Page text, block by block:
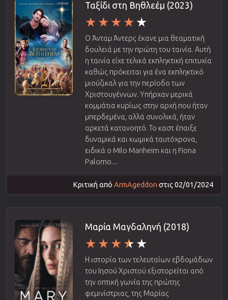
Ταξίδι στη Βηθλεέμ (2023)
Ο Άνταμ Άντερς έκανε μια θεαματική
δουλειά με την πρώτη του ταινία. Αυτή
η ταινία είχε τελικά εκπληκτική επιτυχία
καθώς πρόκειται για ένα εκπληκτικό
μιούζικαλ για την περίοδο των
Χριστουγέννων. Υπήρχαν μερικά
κομμάτια κυρίως στην αρχή που ήταν
μπερδεμένα, αλλά συνολικά, ήταν
αρκετά κατανοητό. Το καστ έπαιξε
δυναμικά και κωμικά ταυτόχρονα,
ειδικά ο Milo Manheim και η Fiona
Palomo....
Κριτική από ArmAgeddon στις 02/01/2024
Μαρία Μαγδαληνή (2018)
Η ιστορία των τελευταίων εβδομάδων
του Ιησού Χριστού εξιστορείται από
την οπτική γωνία της πρώτης
φεμινίστριας, της Μαρίας